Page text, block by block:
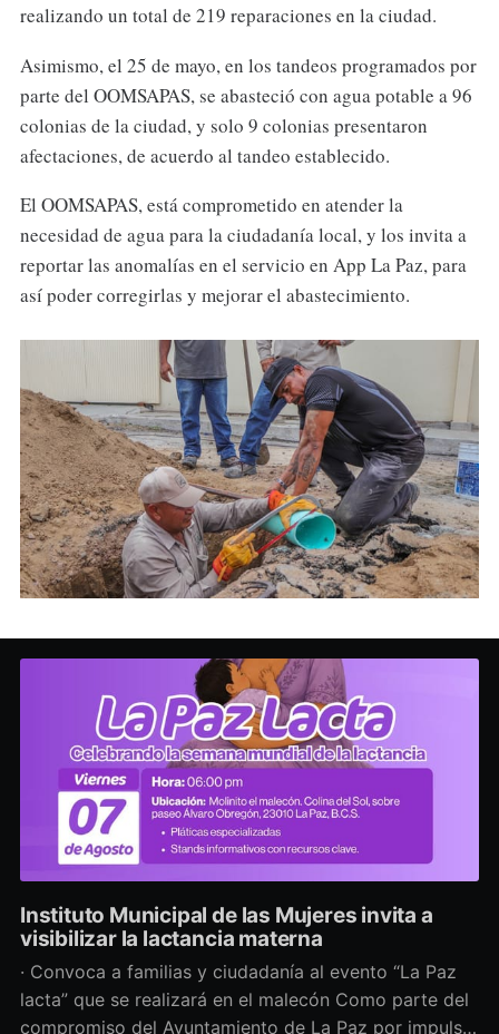
realizando un total de 219 reparaciones en la ciudad.
Asimismo, el 25 de mayo, en los tandeos programados por
parte del OOMSAPAS, se abasteció con agua potable a 96
colonias de la ciudad, y solo 9 colonias presentaron
afectaciones, de acuerdo al tandeo establecido.
El OOMSAPAS, está comprometido en atender la
necesidad de agua para la ciudadanía local, y los invita a
reportar las anomalías en el servicio en App La Paz, para
así poder corregirlas y mejorar el abastecimiento.
Instituto Municipal de las Mujeres invita a
visibilizar la lactancia materna
· Convoca a familias y ciudadanía al evento “La Paz
lacta” que se realizará en el malecón Como parte del
compromiso del Ayuntamiento de La Paz por impulsar